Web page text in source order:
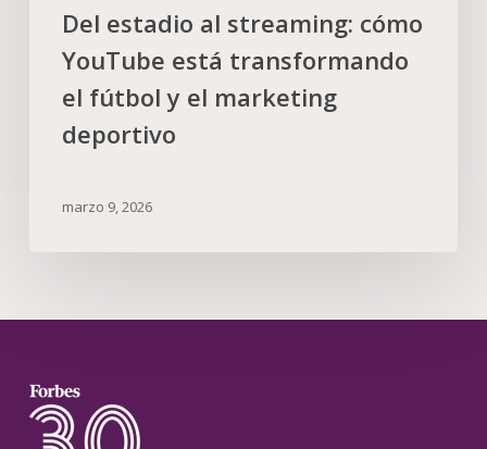
Del estadio al streaming: cómo
YouTube está transformando
el fútbol y el marketing
deportivo
marzo 9, 2026